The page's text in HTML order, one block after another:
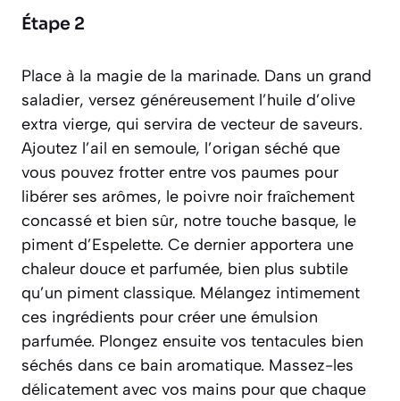
Étape 2
Place à la magie de la marinade. Dans un grand
saladier, versez généreusement l’huile d’olive
extra vierge, qui servira de vecteur de saveurs.
Ajoutez l’ail en semoule, l’origan séché que
vous pouvez frotter entre vos paumes pour
libérer ses arômes, le poivre noir fraîchement
concassé et bien sûr, notre touche basque, le
piment d’Espelette. Ce dernier apportera une
chaleur douce et parfumée, bien plus subtile
qu’un piment classique. Mélangez intimement
ces ingrédients pour créer une émulsion
parfumée. Plongez ensuite vos tentacules bien
séchés dans ce bain aromatique. Massez-les
délicatement avec vos mains pour que chaque